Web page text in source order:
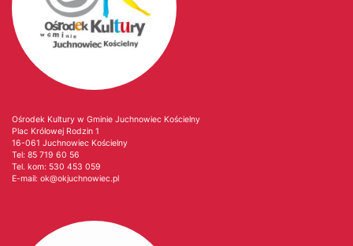
Ośrodek Kultury w Gminie Juchnowiec Kościelny
Plac Królowej Rodzin 1
16-061 Juchnowiec Kościelny
Tel: 85 719 60 56
Tel. kom: 530 453 059
E-mail: ok@okjuchnowiec.pl